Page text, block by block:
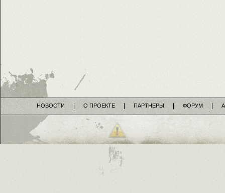
НОВОСТИ О ПРОЕКТЕ ПАРТНЕРЫ ФОРУМ